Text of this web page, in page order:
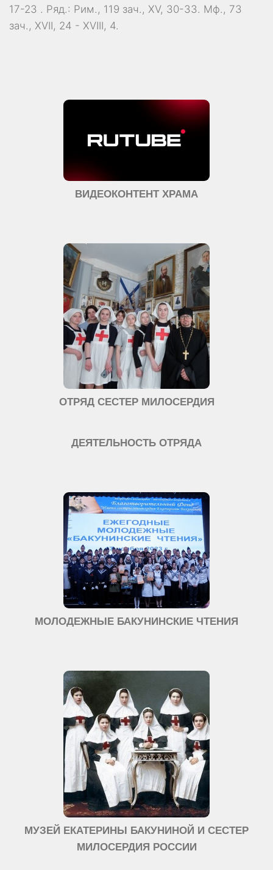
17-23 . Ряд.: Рим., 119 зач., XV, 30-33. Мф., 73
зач., XVII, 24 - XVIII, 4.
ВИДЕОКОНТЕНТ ХРАМА
ОТРЯД СЕСТЕР МИЛОСЕРДИЯ
ДЕЯТЕЛЬНОСТЬ ОТРЯДА
МОЛОДЕЖНЫЕ БАКУНИНСКИЕ ЧТЕНИЯ
МУЗЕЙ ЕКАТЕРИНЫ БАКУНИНОЙ И СЕСТЕР
МИЛОСЕРДИЯ РОССИИ